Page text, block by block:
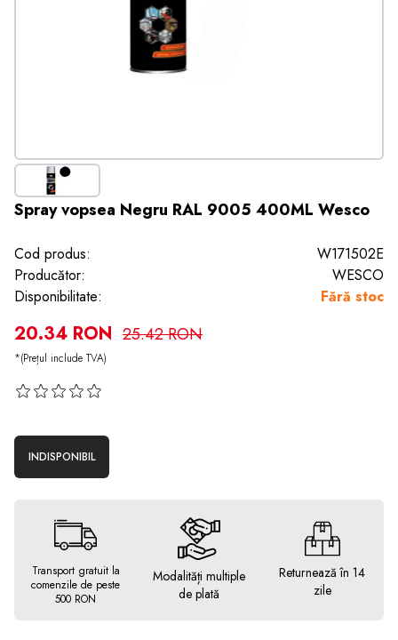
Spray vopsea Negru RAL 9005 400ML Wesco
Cod produs:
W171502E
Producător:
WESCO
Disponibilitate:
Fără stoc
20.34 RON 25.42 RON
*(Prețul include TVA)
INDISPONIBIL
Transport gratuit la
comenzile de peste
500 RON
Modalități multiple
de plată
Returnează în 14
zile